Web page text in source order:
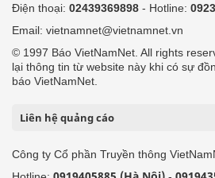
Điện thoại: 02439369898 - Hotline:
Email: vietnamnet@vietnamnet.vn
© 1997 Báo VietNamNet. All rights
lại thông tin từ website này khi có sự
báo VietNamNet.
Liên hệ quảng cáo
Công ty Cổ phần Truyền thông